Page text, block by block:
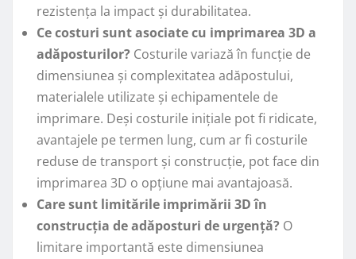
rezistența la impact și durabilitatea.
Ce costuri sunt asociate cu imprimarea 3D a
adăposturilor? Costurile variază în funcție de
dimensiunea și complexitatea adăpostului,
materialele utilizate și echipamentele de
imprimare. Deși costurile inițiale pot fi ridicate,
avantajele pe termen lung, cum ar fi costurile
reduse de transport și construcție, pot face din
imprimarea 3D o opțiune mai avantajoasă.
Care sunt limitările imprimării 3D în
construcția de adăposturi de urgență? O
limitare importantă este dimensiunea